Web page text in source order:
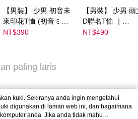
【男裝】 少男 初音未
來印花T恤 (初音ミク)
｜
NT$390
【男裝】 少男
D聯名T恤 ｜
NT$490
paling laris
kuki. Sekiranya anda ingin mengetahui
digunakan di laman web ini, dan bagaimana
anda. Jika anda tidak mahu